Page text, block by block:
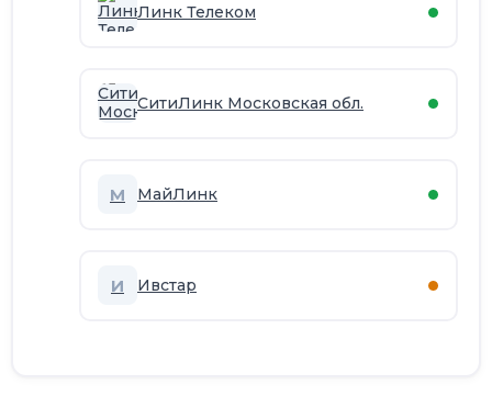
Линк Телеком
СитиЛинк Московская обл.
М МайЛинк
И Ивстар